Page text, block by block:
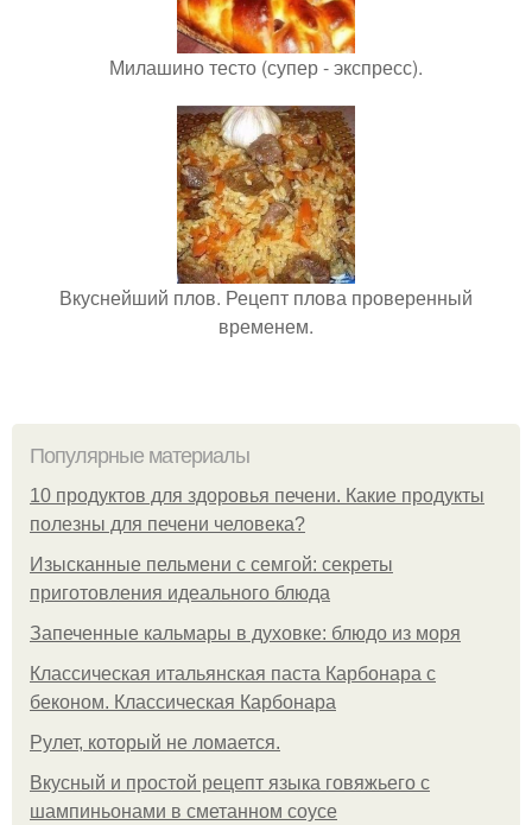
Милашино тесто (супер - экспресс).
Вкуснейший плов. Рецепт плова проверенный
временем.
Популярные материалы
10 продуктов для здоровья печени. Какие продукты
полезны для печени человека?
Изысканные пельмени с семгой: секреты
приготовления идеального блюда
Запеченные кальмары в духовке: блюдо из моря
Классическая итальянская паста Карбонара с
беконом. Классическая Карбонара
Рулет, который не ломается.
Вкусный и простой рецепт языка говяжьего с
шампиньонами в сметанном соусе